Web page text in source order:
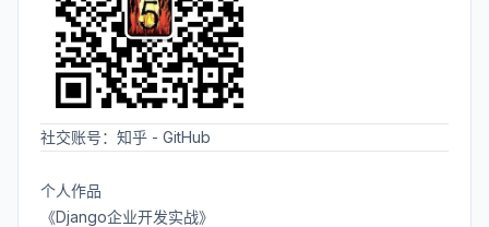
社交账号： 知乎 - GitHub
个人作品
《Django企业开发实战》